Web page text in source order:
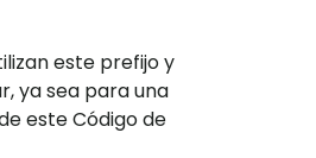
este prefijo y
ya sea para una
este Código de